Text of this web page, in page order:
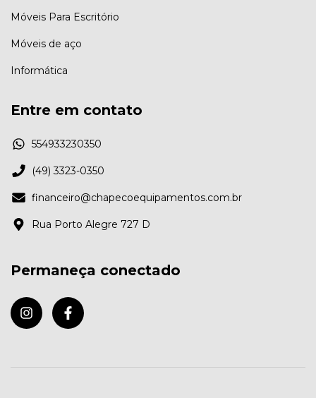
Móveis Para Escritório
Móveis de aço
Informática
Entre em contato
554933230350
(49) 3323-0350
financeiro@chapecoequipamentos.com.br
Rua Porto Alegre 727 D
Permaneça conectado